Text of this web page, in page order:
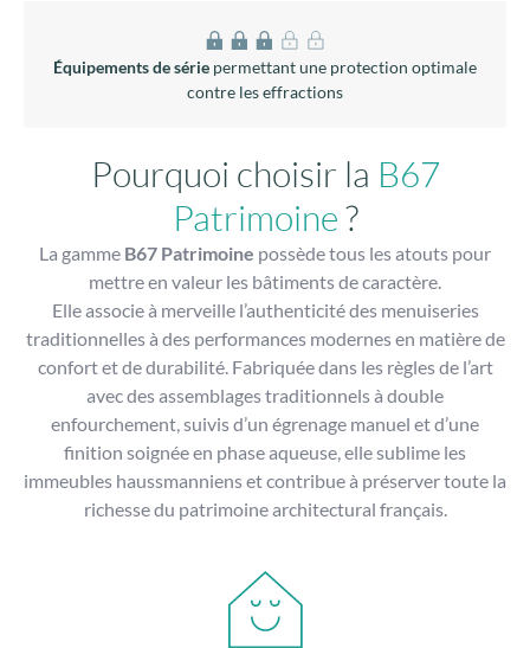
Équipements de série permettant une protection optimale
contre les effractions
Pourquoi choisir la B67
Patrimoine?
La gamme B67 Patrimoine possède tous les atouts pour
mettre en valeur les bâtiments de caractère.
Elle associe à merveille l’authenticité des menuiseries
traditionnelles à des performances modernes en matière de
confort et de durabilité. Fabriquée dans les règles de l’art
avec des assemblages traditionnels à double
enfourchement, suivis d’un égrenage manuel et d’une
finition soignée en phase aqueuse, elle sublime les
immeubles haussmanniens et contribue à préserver toute la
richesse du patrimoine architectural français.